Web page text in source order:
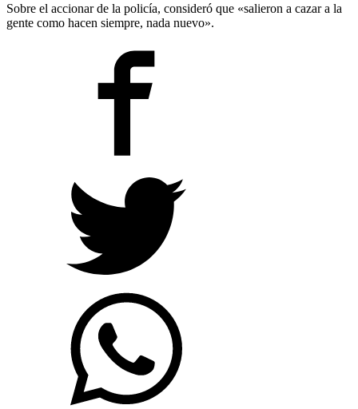
Sobre el accionar de la policía, consideró que «salieron a cazar a la
gente como hacen siempre, nada nuevo».